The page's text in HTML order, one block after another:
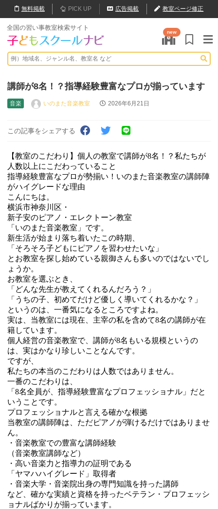
無料掲載 PICK UP 広告掲載 教室ページ修正
全国の習い事教室検索サイト
new
講師が8名！？指導経験豊富なプロが揃っています
音楽 いのまた音楽教室 2026年6月21日
この記事をシェアする
【教室のこだわり】個人の教室で講師が8名！？私たちが
人数以上にこだわっていること
指導経験豊富なプロが勢揃い！いのまた音楽教室の講師陣
がハイグレードな理由
こんにちは。
横浜市神奈川区・
新子安のピアノ・エレクトーン教室
「いのまた音楽教室」です。
新生活が始まり落ち着いたこの時期、
「そろそろ子どもにピアノを習わせたいな」
とお教室を探し始めている親御さんも多いのではないでし
ょうか。
お教室を選ぶとき、
「どんな先生が教えてくれるんだろう？」
「うちの子、初めてだけど優しく導いてくれるかな？」
というのは、一番気になるところですよね。
実は、当教室には現在、主宰の私を含めて8名の講師が在
籍しています。
個人経営の音楽教室で、講師が8名もいる規模というの
は、実はかなり珍しいことなんです。
ですが、
私たちの本当のこだわりは人数ではありません。
一番のこだわりは、
「8名全員が、指導経験豊富なプロフェッショナル」だと
いうことです。
プロフェッショナルと言える確かな根拠
当教室の講師陣は、ただピアノが弾けるだけではありませ
ん。
・音楽教室での豊富な講師経験
（音楽教室講師など）
・高い音楽力と指導力の証明である
「ヤマハハイグレード」取得者
・音楽大学・音楽院出身の専門知識を持った講師
など、確かな実績と資格を持ったベテラン・プロフェッシ
ョナルばかりが揃っています。